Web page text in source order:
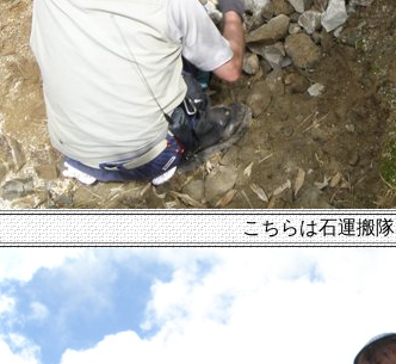
こちらは石運搬隊